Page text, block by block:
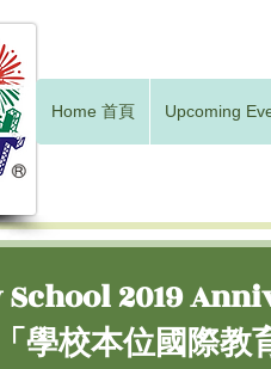
Home 首頁 Upcoming
2019
學校本位國際教